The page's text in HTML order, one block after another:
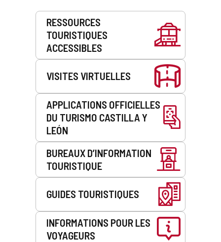
Prestations
RESSOURCES
TOURISTIQUES
ACCESSIBLES
VISITES VIRTUELLES
APPLICATIONS OFFICIELLES
DU TURISMO CASTILLA Y
LEÓN
BUREAUX D’INFORMATION
TOURISTIQUE
GUIDES TOURISTIQUES
INFORMATIONS POUR LES
VOYAGEURS